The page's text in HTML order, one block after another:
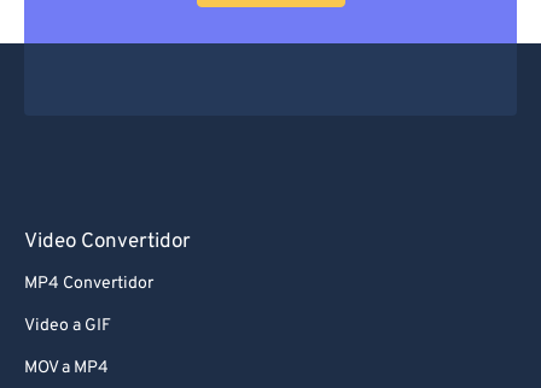
Video Convertidor
MP4 Convertidor
Video a GIF
MOV a MP4